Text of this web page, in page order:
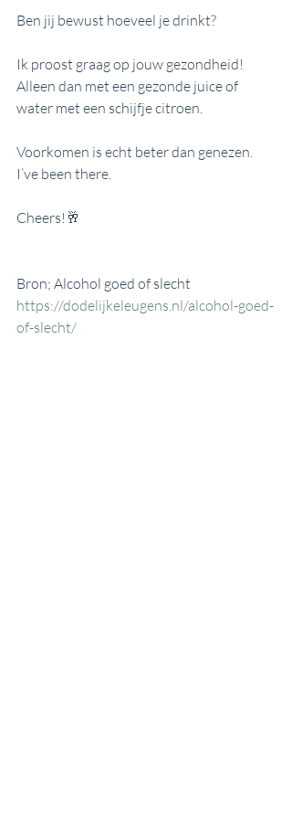
Ben jij bewust hoeveel je drinkt?
Ik proost graag op jouw gezondheid!
Alleen dan met een gezonde juice of
water met een schijfje citroen.
Voorkomen is echt beter dan genezen.
I’ve been there.
Cheers!🥂
Bron; Alcohol goed of slecht
https://dodelijkeleugens.nl/alcohol-goed-
of-slecht/